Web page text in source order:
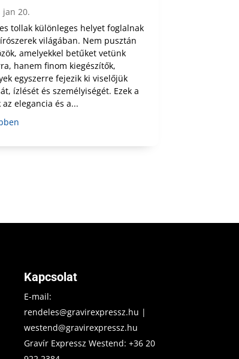
jan 20.
tollak különleges helyet foglalnak
világában. Nem pusztán
amelyekkel betűket vetünk
hanem finom kiegészítők,
egyszerre fejezik ki viselőjük
ízlését és személyiségét. Ezek a
elegancia és a...
Kapcsolat
E-mail:
rendeles@gravirexpressz.hu |
westend@gravirexpressz.hu
Gravír Expressz Westend:+36 20